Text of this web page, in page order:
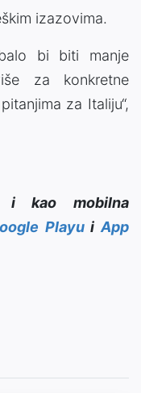
izazovima.
bi biti manje
za konkretne
za Italiju“,
i kao mobilna
PlayuiApp